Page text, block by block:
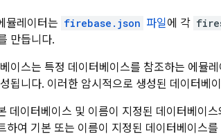
뮬레이터는 firebase.json 파일에 각
만듭니다.
이스는 특정 데이터베이스를 참조하는 에뮬
됩니다. 이러한 암시적으로 생성된 데이터베
데이터베이스 및 이름이 지정된 데이터베이
하여 기본 또는 이름이 지정된 데이터베이스